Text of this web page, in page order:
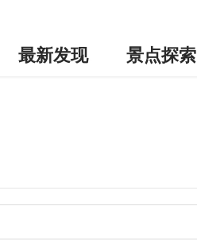
最新发现 景点探索